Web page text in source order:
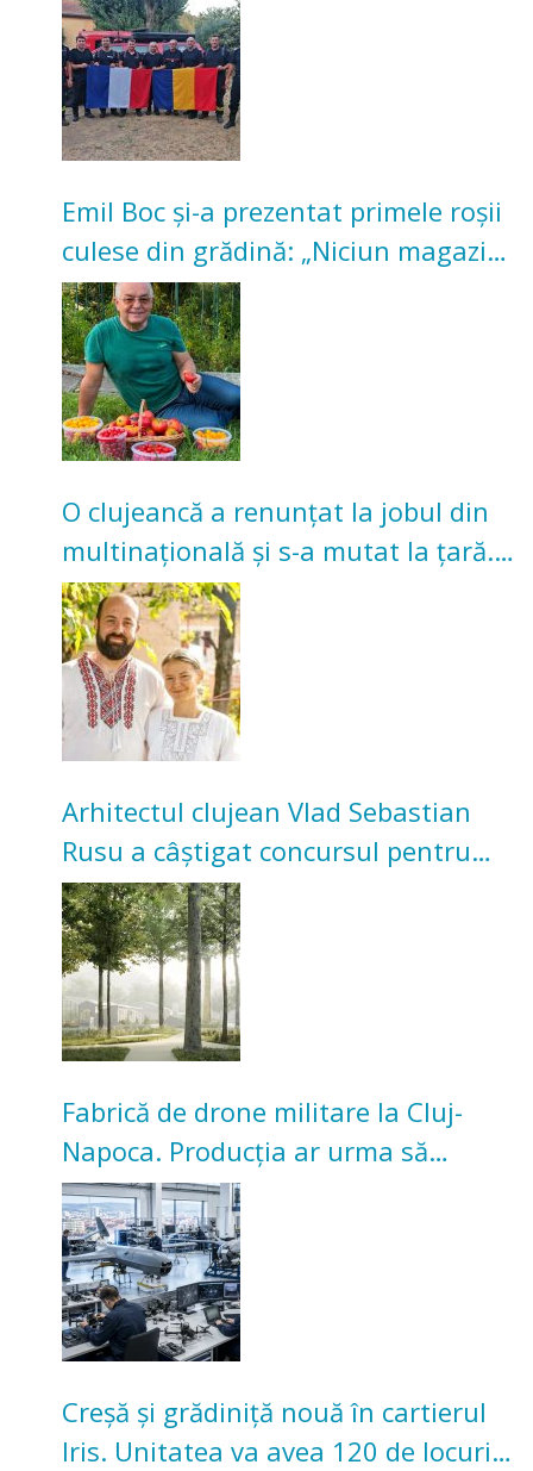
Emil Boc și-a prezentat primele roșii
culese din grădină: „Niciun magazin
nu poate oferi această satisfacție”
O clujeancă a renunțat la jobul din
multinațională și s-a mutat la țară.
Acum cultivă legume în grădina
bunicilor
Arhitectul clujean Vlad Sebastian
Rusu a câștigat concursul pentru
transformarea Grădinii Casei
Universitarilor
Fabrică de drone militare la Cluj-
Napoca. Producția ar urma să
înceapă în toamna acestui an
Creșă și grădiniță nouă în cartierul
Iris. Unitatea va avea 120 de locuri